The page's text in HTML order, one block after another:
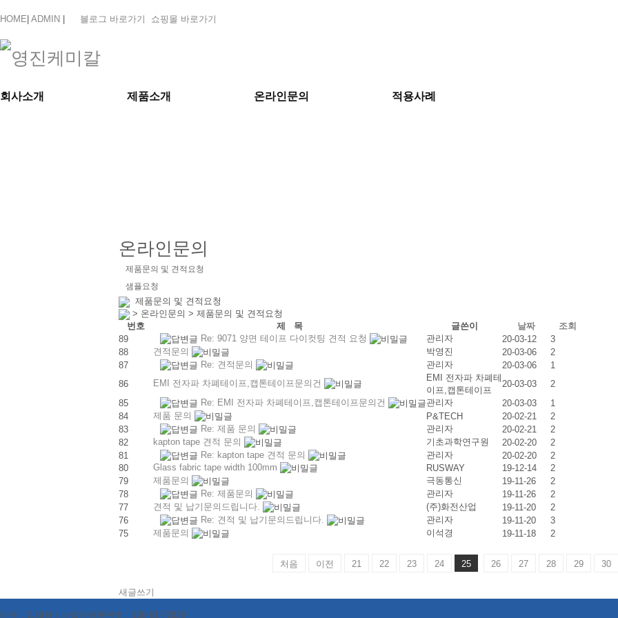
HOME ADMIN 블로그 바로가기 쇼핑몰 바로가기
회사소개 제품소개 온라인문의 적용사례
온라인문의
제품문의 및 견적요청
샘플요청
제품문의 및 견적요청
> 온라인문의 > 제품문의 및 견적요청
번호
제 목 글쓴이 날짜
조회
89
Re: 9071 양면 테이프 다이컷팅 견적 요청 관리자 20-03-12
3
88
견적문의 박영진 20-03-06
2
87
Re: 견적문의 관리자 20-03-06
1
86
EMI 전자파 차폐테이프,캡톤테이프문의건
EMI 전자파 차폐테
이프,캡톤테이프
20-03-03
2
85
Re: EMI 전자파 차폐테이프,캡톤테이프문의건 관리자 20-03-03
1
84
제품 문의 P&TECH 20-02-21
2
83
Re: 제품 문의 관리자 20-02-21
2
82
kapton tape 견적 문의 기초과학연구원 20-02-20
2
81
Re: kapton tape 견적 문의 관리자 20-02-20
2
80
Glass fabric tape width 100mm RUSWAY 19-12-14
2
79
제품문의 극동통신 19-11-26
2
78
Re: 제품문의 관리자 19-11-26
2
77
견적 및 납기문의드립니다. (주)화전산업 19-11-20
2
76
Re: 견적 및 납기문의드립니다. 관리자 19-11-20
3
75
제품문의 이석경 19-11-18 2
처음 이전 21 22 23 24 25 26 27 28 29 30
새글쓰기
대표 : 김대용 | 사업자등록번호 : 106-81-73829